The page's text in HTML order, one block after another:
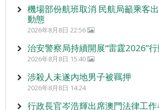
機場部份航班取消 民航局籲乘客
動態
2026年8月8日 22:56
治安警察局持續開展“雷霆2026”
2026年8月8日 15:40
涉殺人未遂內地男子被羈押
2026年8月8日 14:24
行政長官岑浩輝出席澳門法律工